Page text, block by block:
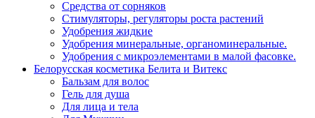
Средства от сорняков
Стимуляторы, регуляторы роста растений
Удобрения жидкие
Удобрения минеральные, органоминеральные.
Удобрения с микроэлементами в малой фасовке.
Белорусская косметика Белита и Витекс
Бальзам для волос
Гель для душа
Для лица и тела